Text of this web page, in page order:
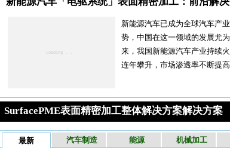
新能源汽车已成为全球汽车产
势，中国在这一领域的发展尤
来，我国新能源汽车产业持续
连年攀升，市场渗透率不断提高
SurfacePME表面精密加工整体解决方案解决方案
最新 汽车制造 能源 机械加工